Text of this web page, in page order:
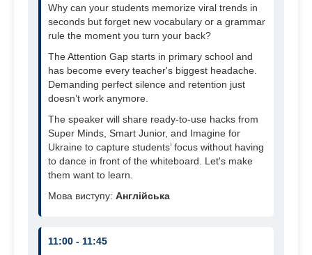
Why can your students memorize viral trends in
seconds but forget new vocabulary or a grammar
rule the moment you turn your back?
The Attention Gap starts in primary school and
has become every teacher's biggest headache.
Demanding perfect silence and retention just
doesn’t work anymore.
The speaker will share ready-to-use hacks from
Super Minds, Smart Junior, and Imagine for
Ukraine to capture students’ focus without having
to dance in front of the whiteboard. Let's make
them want to learn.
Мова виступу: Англійська
11:00 - 11:45